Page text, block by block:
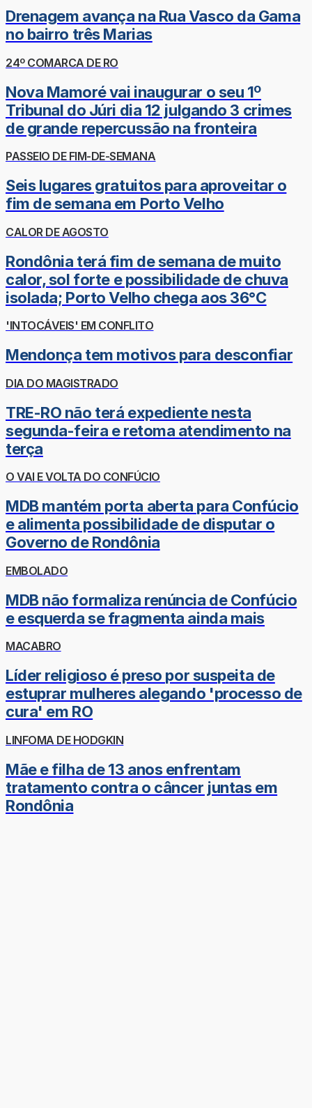
Drenagem avança na Rua Vasco da Gama
no bairro três Marias
24º COMARCA DE RO
Nova Mamoré vai inaugurar o seu 1º
Tribunal do Júri dia 12 julgando 3 crimes
de grande repercussão na fronteira
PASSEIO DE FIM-DE-SEMANA
Seis lugares gratuitos para aproveitar o
fim de semana em Porto Velho
CALOR DE AGOSTO
Rondônia terá fim de semana de muito
calor, sol forte e possibilidade de chuva
isolada; Porto Velho chega aos 36°C
'INTOCÁVEIS' EM CONFLITO
Mendonça tem motivos para desconfiar
DIA DO MAGISTRADO
TRE-RO não terá expediente nesta
segunda-feira e retoma atendimento na
terça
O VAI E VOLTA DO CONFÚCIO
MDB mantém porta aberta para Confúcio
e alimenta possibilidade de disputar o
Governo de Rondônia
EMBOLADO
MDB não formaliza renúncia de Confúcio
e esquerda se fragmenta ainda mais
MACABRO
Líder religioso é preso por suspeita de
estuprar mulheres alegando 'processo de
cura' em RO
LINFOMA DE HODGKIN
Mãe e filha de 13 anos enfrentam
tratamento contra o câncer juntas em
Rondônia